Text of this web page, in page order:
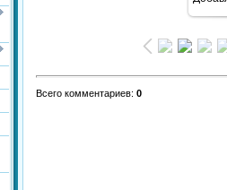
Всего комментариев: 0